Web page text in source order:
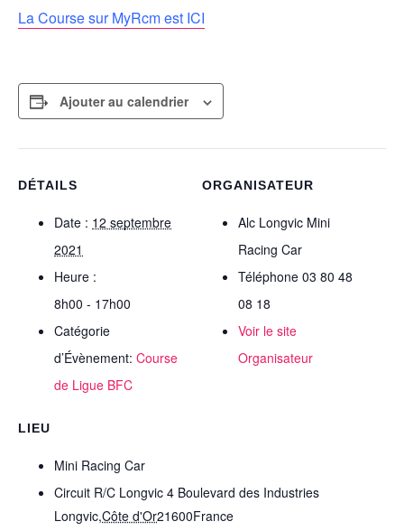
La Course sur MyRcm est ICI
Ajouter au calendrier
DÉTAILS
Date : 12 septembre
2021
Heure :
8h00 - 17h00
Catégorie
d’Évènement: Course
de Ligue BFC
LIEU
Mini Racing Car
Circuit R/C Longvic 4 Boulevard des Industries
Longvic,Côte d'Or21600France
ORGANISATEUR
Alc Longvic Mini
Racing Car
Téléphone 03 80 48
08 18
Voir le site
Organisateur